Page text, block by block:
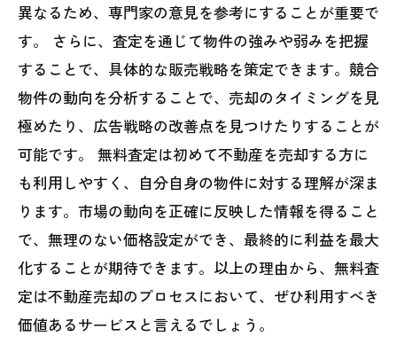
異なるため、専門家の意見を参考にすることが重要で
す。 さらに、査定を通じて物件の強みや弱みを把握
することで、具体的な販売戦略を策定できます。競合
物件の動向を分析することで、売却のタイミングを見
極めたり、広告戦略の改善点を見つけたりすることが
可能です。 無料査定は初めて不動産を売却する方に
も利用しやすく、自分自身の物件に対する理解が深ま
ります。市場の動向を正確に反映した情報を得ること
で、無理のない価格設定ができ、最終的に利益を最大
化することが期待できます。以上の理由から、無料査
定は不動産売却のプロセスにおいて、ぜひ利用すべき
価値あるサービスと言えるでしょう。